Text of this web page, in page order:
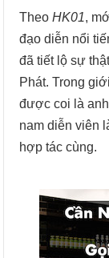
TheoHK01,
đạo diễn nổi
đã tiết lộ sự
Phát. Trong
được coi là
nam diễn viên
hợp tác cùng.